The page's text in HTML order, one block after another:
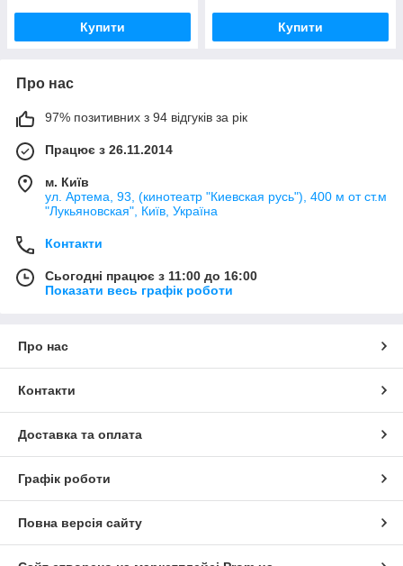
Купити Купити
Про нас
97% позитивних з 94 відгуків за рік
Працює з 26.11.2014
м. Київ
ул. Артема, 93, (кинотеатр "Киевская русь"), 400 м от ст.м
"Лукьяновская", Київ, Україна
Контакти
Сьогодні працює з 11:00 до 16:00
Показати весь графік роботи
Про нас
Контакти
Доставка та оплата
Графік роботи
Повна версія сайту